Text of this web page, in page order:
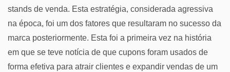
stands de venda. Esta estratégia, considerada agressiva
na época, foi um dos fatores que resultaram no sucesso da
marca posteriormente. Esta foi a primeira vez na história
em que se teve notícia de que cupons foram usados de
forma efetiva para atrair clientes e expandir vendas de um